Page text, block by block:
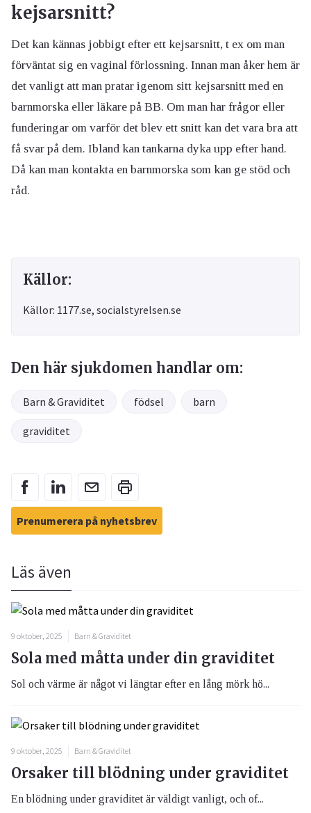
kejsarsnitt?
Det kan kännas jobbigt efter ett kejsarsnitt, t ex om man
förväntat sig en vaginal förlossning. Innan man åker hem är
det vanligt att man pratar igenom sitt kejsarsnitt med en
barnmorska eller läkare på BB. Om man har frågor eller
funderingar om varför det blev ett snitt kan det vara bra att
få svar på dem. Ibland kan tankarna dyka upp efter hand.
Då kan man kontakta en barnmorska som kan ge stöd och
råd.
Källor:
Källor: 1177.se, socialstyrelsen.se
Den här sjukdomen handlar om:
Barn & Graviditet födsel barn
graviditet
Prenumerera på nyhetsbrev
Läs även
9 oktober, 2025 Barn & Graviditet
Sola med måtta under din graviditet
Sol och värme är något vi längtar efter en lång mörk hö...
9 oktober, 2025 Barn & Graviditet
Orsaker till blödning under graviditet
En blödning under graviditet är väldigt vanligt, och of...